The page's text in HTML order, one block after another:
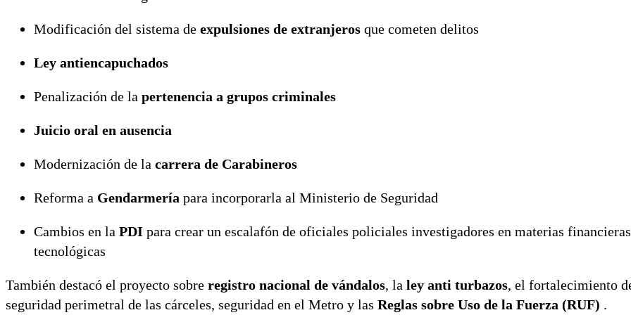
Modificación del sistema de expulsiones de extranjeros que cometen delitos
Ley antiencapuchados
Penalización de la pertenencia a grupos criminales
Juicio oral en ausencia
Modernización de la carrera de Carabineros
Reforma a Gendarmería para incorporarla al Ministerio de Seguridad
Cambios en la PDI para crear un escalafón de oficiales policiales investigadores en materias
tecnológicas
También destacó el proyecto sobre registro nacional de vándalos, la ley anti turbazos, el fortalecimiento
seguridad perimetral de las cárceles, seguridad en el Metro y las Reglas sobre Uso de la Fuerza (RUF) .